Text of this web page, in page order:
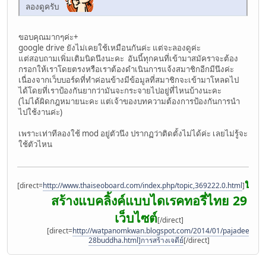
ลองดูครับ
ขอบคุณมากๆค่ะ+
google drive ยังไม่เคยใช้เหมือนกันค่ะ แต่จะลองดูค่ะ
แต่สอบถามเพิ่มเติมนิดนึงนะคะ อันนี้ทุกคนที่เข้ามาสมัคราจะต้อง
กรอกให้เราโดยตรงหรือเราต้องดำเนินการแจ้งสมาชิกอีกมีนึงค่ะ
เนื่องจากเว็บบอร์ดที่ทำค่อนข้างมีข้อมูลที่สมาชิกจะเข้ามาโหลดไป
ได้โดยที่เราป้องกันยากว่ามันจะกระจายไปอยู่ที่ไหนบ้างนะคะ
(ไม่ได้ผิดกฎหมายนะคะ แต่เจ้าของบทความต้องการป้องกันการนำ
ไปใช้งานค่ะ)
เพราะเท่าทีลองใช้ mod อยู่ตัวนึง ปรากฏว่าติดตั้งไม่ได้ค่ะ เลยไม่รู้จะ
ใช้ตัวไหน
[direct=http://www.thaiseoboard.com/index.php/topic,369222.0.html]บริ
สร้างแบคลิ้งค์แบบไดเรคทอรี่ไทย 29
เว็บไซต์[/direct]
[direct=http://watpanomkwan.blogspot.com/2014/01/pajadee-
28buddha.html]การสร้างเจดีย์[/direct]